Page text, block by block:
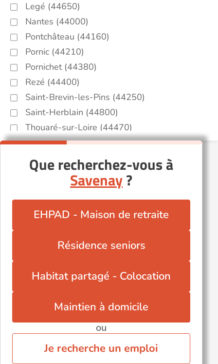
Legé (44650)
Nantes (44000)
Pontchâteau (44160)
Pornic (44210)
Pornichet (44380)
Rezé (44400)
Saint-Brevin-les-Pins (44250)
Saint-Herblain (44800)
Thouaré-sur-Loire (44470)
Autres villes du département
Bouaye (44830)
Guérande (44350)
Haute-Goulaine (44115)
Herbignac (44410)
La Baule-Escoublac (44500)
Le Pouliguen (44510)
Orvault (44700)
Saint-Nazaire (44600)
Que recherchez-vous à
Savenay?
EHPAD - Maison de retraite
Résidence seniors
Habitat partagé - Colocation
Maintien à domicile
ou
Je recherche un emploi